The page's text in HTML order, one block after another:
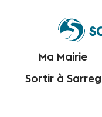
Ma Mairie
Sortir à